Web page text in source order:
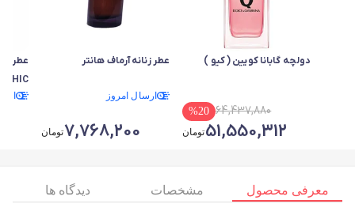
دولچه گابانا کویین ( کیو )
64,437,880
%20
51,550,312تومان
عطر زنانه آرماف هانتر
ارسال امروز
7,768,200تومان
عطر
CHIC
معرفی محصول مشخصات
دیدگاه ها